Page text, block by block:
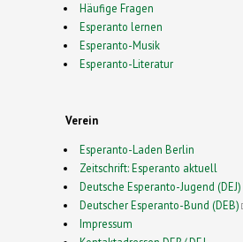
Häufige Fragen
Esperanto lernen
Esperanto-Musik
Esperanto-Literatur
Verein
Esperanto-Laden Berlin
Zeitschrift: Esperanto aktuell
Deutsche Esperanto-Jugend (DEJ)
Deutscher Esperanto-Bund (DEB)
Impressum